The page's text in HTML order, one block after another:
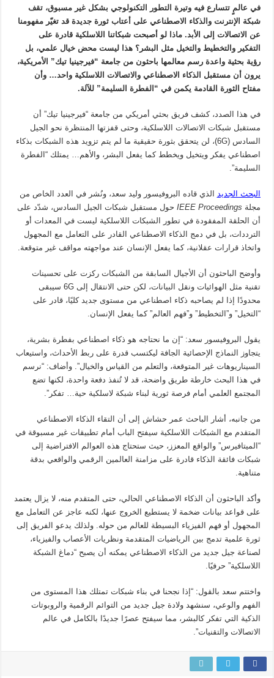
في عالمٍ تتسارع فيه وتيرة التطور التكنولوجي بشكل غير مسبوق، تقف
شبكة الإنترنت والذكاء الاصطناعي على أعتاب ثورة جديدة قد تغيّر مفهومنا
عن الاتصالات إلى الأبد. ماذا لو أصبحت شبكاتنا اللاسلكية قادرة على
التفكير والتخطيط والتخيل مثل البشر؟ هذا ليست محض خيال علمي، بل
رؤية بحثية واعدة رسم معالمها باحثون من جامعة “فيرجينيا تيك” الأمريكية،
يرون أن مستقبل الذكاء الاصطناعي والاتصالات اللاسلكية واحد… وأن
مفتاح الثورة القادمة يكمن في “الفطرة السليمة” للآلة.
في هذا الصدد، كشف فريق بحثي أمريكي من جامعة “فيرجينيا تيك” أن
مستقبل شبكات الاتصالات اللاسلكية، وحتى قفزتها المنتظرة نحو الجيل
السادس (6G)، لن يتحقق بثورة حقيقية ما لم يتم تزويد هذه الشبكات بذكاء
اصطناعي يفكر ويتخيل ويخطط كما يفعل البشر، والأهم… يمتلك “الفطرة
السليمة”.
البحث الجديد
الذي قاده البروفيسور وليد سعد، ونُشر في العدد الخاص من
مجلة IEEE Proceedings حول مستقبل شبكات الجيل السادس، شدّد على
أن الحلقة المفقودة في تطور الشبكات اللاسلكية ليست في المعدات أو
الترددات، بل في دمج الذكاء الاصطناعي القادر على التعامل مع المجهول
واتخاذ قرارات عقلانية، كما يفعل الإنسان عند مواجهته مواقف غير متوقعة.
وأوضح الباحثون أن الأجيال السابقة من الشبكات ركزت على تحسينات
تقنية مثل الهوائيات ونقل البيانات، لكن حتى الانتقال إلى 6G سيبقى
محدودًا إذا لم يصاحبه ذكاء اصطناعي من مستوى جديد كليًا، قادر على
“التخيل” و”التخطيط” و”فهم العالم” كما يفعل الإنسان.
يقول البروفيسور سعد: “إن ما نحتاجه هو ذكاء اصطناعي بفطرة بشرية،
يتجاوز النماذج الإحصائية الجافة ليكتسب قدرة على ربط الأحداث، واستيعاب
السيناريوهات غير المتوقعة، والتعلم من القياس والخيال”. وأضاف: “نرسم
في هذا البحث خارطة طريق واضحة، قد لا تُنفذ دفعة واحدة، لكنها تضع
المجتمع العلمي أمام فرصة ثورية لبناء شبكة لاسلكية حية… تفكر”.
من جانبه، أشار الباحث عمر حشاش إلى أن التقاء الذكاء الاصطناعي
المتقدم مع الشبكات اللاسلكية سيفتح الباب أمام تطبيقات غير مسبوقة في
“الميتافيرس” والواقع المعزز، حيث ستحتاج هذه العوالم الافتراضية إلى
شبكات فائقة الذكاء قادرة على مزامنة العالمين الرقمي والواقعي بدقة
متناهية.
وأكد الباحثون أن الذكاء الاصطناعي الحالي، حتى المتقدم منه، لا يزال يعتمد
على قواعد بيانات ضخمة لا يستطيع الخروج عنها، لكنه عاجز عن التعامل مع
المجهول أو فهم الفيزياء البسيطة للعالم من حوله. ولذلك يدعو الفريق إلى
ثورة علمية تدمج بين الرياضيات المتقدمة ونظريات الأعصاب والفيزياء،
لصناعة جيل جديد من الذكاء الاصطناعي يمكنه أن يصبح “دماغ الشبكة
اللاسلكية” حرفيًا.
واختتم سعد بالقول: “إذا نجحنا في بناء شبكات تمتلك هذا المستوى من
الفهم والوعي، سنشهد ولادة جيل جديد من التوائم الرقمية والروبوتات
الذكية التي تفكر كالبشر، مما سيفتح عصرًا جديدًا بالكامل في عالم
الاتصالات والتقنيات”.